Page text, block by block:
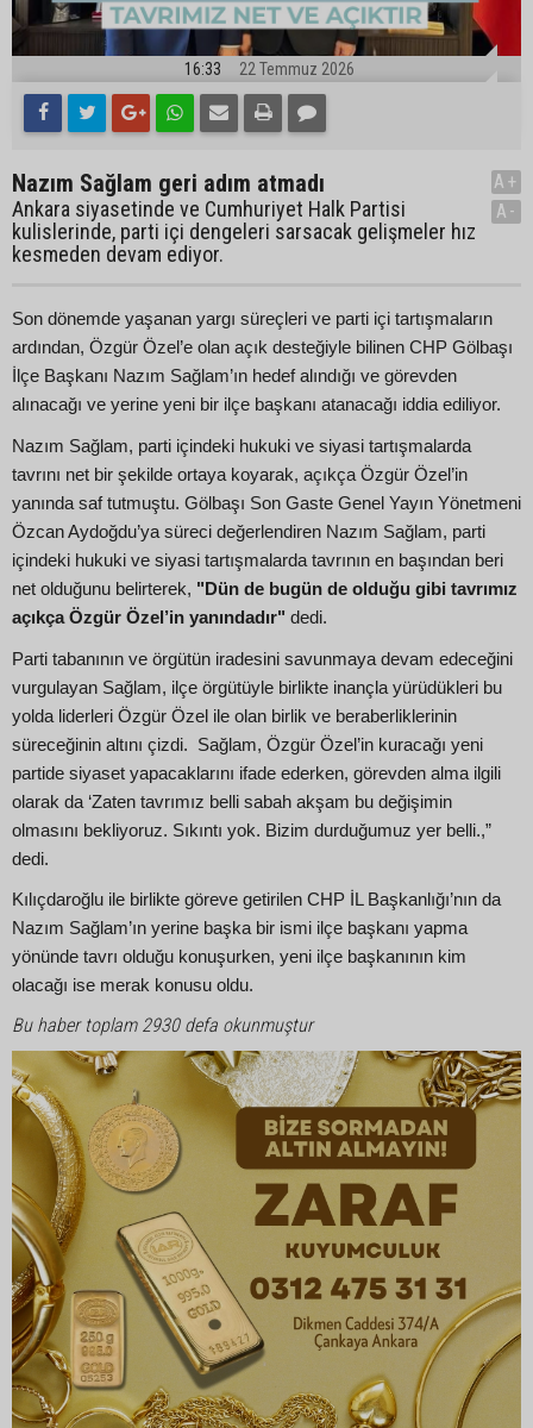
16:33 22 Temmuz 2026
Nazım Sağlam geri adım atmadı
Ankara siyasetinde ve Cumhuriyet Halk Partisi
kulislerinde, parti içi dengeleri sarsacak gelişmeler hız
kesmeden devam ediyor.
A+
A-
Son dönemde yaşanan yargı süreçleri ve parti içi tartışmaların
ardından, Özgür Özel’e olan açık desteğiyle bilinen CHP Gölbaşı
İlçe Başkanı Nazım Sağlam’ın hedef alındığı ve görevden
alınacağı ve yerine yeni bir ilçe başkanı atanacağı iddia ediliyor.
Nazım Sağlam, parti içindeki hukuki ve siyasi tartışmalarda
tavrını net bir şekilde ortaya koyarak, açıkça Özgür Özel’in
yanında saf tutmuştu. Gölbaşı Son Gaste Genel Yayın Yönetmeni
Özcan Aydoğdu’ya süreci değerlendiren Nazım Sağlam, parti
içindeki hukuki ve siyasi tartışmalarda tavrının en başından beri
net olduğunu belirterek, "Dün de bugün de olduğu gibi tavrımız
açıkça Özgür Özel’in yanındadır" dedi.
Parti tabanının ve örgütün iradesini savunmaya devam edeceğini
vurgulayan Sağlam, ilçe örgütüyle birlikte inançla yürüdükleri bu
yolda liderleri Özgür Özel ile olan birlik ve beraberliklerinin
süreceğinin altını çizdi. Sağlam, Özgür Özel’in kuracağı yeni
partide siyaset yapacaklarını ifade ederken, görevden alma ilgili
olarak da ‘Zaten tavrımız belli sabah akşam bu değişimin
olmasını bekliyoruz. Sıkıntı yok. Bizim durduğumuz yer belli.,”
dedi.
Kılıçdaroğlu ile birlikte göreve getirilen CHP İL Başkanlığı’nın da
Nazım Sağlam’ın yerine başka bir ismi ilçe başkanı yapma
yönünde tavrı olduğu konuşurken, yeni ilçe başkanının kim
olacağı ise merak konusu oldu.
Bu haber toplam 2930 defa okunmuştur